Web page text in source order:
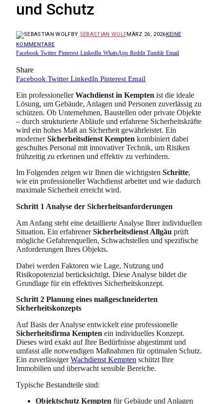
und Schutz
BY SEBASTIAN WOLFMÄRZ 26, 2026 KEINE
KOMMENTARE
Facebook Twitter Pinterest LinkedIn WhatsApp Reddit Tumblr Email
Share
Facebook Twitter LinkedIn Pinterest Email
Ein professionellerWachdienst in Kempten ist die ideale
Lösung, um Gebäude, Anlagen und Personen zuverlässig zu
schützen. Ob Unternehmen, Baustellen oder private Objekte
– durch strukturierte Abläufe und erfahrene Sicherheitskräfte
wird ein hohes Maß an Sicherheit gewährleistet. Ein
modernerSicherheitsdienst Kempten kombiniert dabei
geschultes Personal mit innovativer Technik, um Risiken
frühzeitig zu erkennen und effektiv zu verhindern.
Im Folgenden zeigen wir Ihnen die wichtigsten Schritte,
wie ein professioneller Wachdienst arbeitet und wie dadurch
maximale Sicherheit erreicht wird.
Schritt 1 Analyse der Sicherheitsanforderungen
Am Anfang steht eine detaillierte Analyse Ihrer individuellen
Situation. Ein erfahrenerSicherheitsdienst Allgäu prüft
mögliche Gefahrenquellen, Schwachstellen und spezifische
Anforderungen Ihres Objekts.
Dabei werden Faktoren wie Lage, Nutzung und
Risikopotenzial berücksichtigt. Diese Analyse bildet die
Grundlage für ein effektives Sicherheitskonzept.
Schritt 2 Planung eines maßgeschneiderten
Sicherheitskonzepts
Auf Basis der Analyse entwickelt eine professionelle
Sicherheitsfirma Kempten ein individuelles Konzept.
Dieses wird exakt auf Ihre Bedürfnisse abgestimmt und
umfasst alle notwendigen Maßnahmen für optimalen Schutz.
Ein zuverlässigerWachdienst Kempten schützt Ihre
Immobilien und überwacht sensible Bereiche.
Typische Bestandteile sind:
Objektschutz Kempten für Gebäude und Anlagen